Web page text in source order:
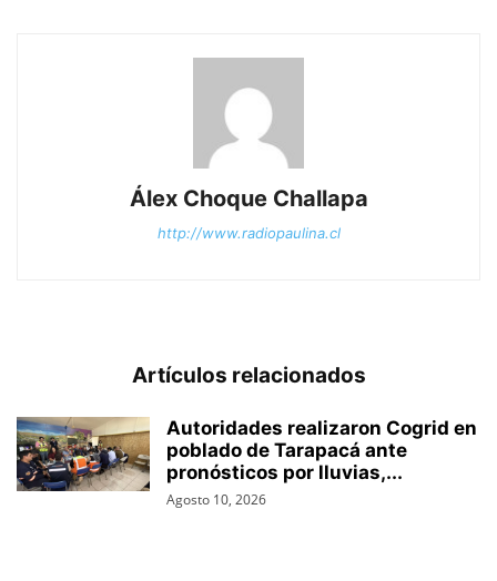
Álex Choque Challapa
http://www.radiopaulina.cl
Artículos relacionados
Autoridades realizaron Cogrid en
poblado de Tarapacá ante
pronósticos por lluvias,...
Agosto 10, 2026